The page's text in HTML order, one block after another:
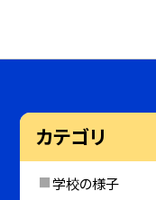
カテゴリ
学校の様子